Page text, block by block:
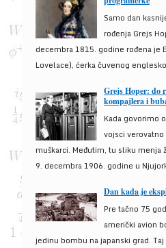
Samo dan
rođenja Grejs
decembra 1815. godine rođena je
Lovelace), ćerka čuvenog
Grejs Hoper: do
kompajlera i
Kada govorimo
vojsci
muškarci. Međutim, tu sliku menja
9. decembra 1906. godine u
Dan kada je
Pre tačno 75
američki avion
jedinu bombu na japanski grad.